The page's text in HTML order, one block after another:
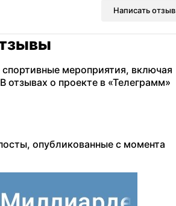
Написать отзыв
мероприятия, включая
о проекте в «Телеграмм»
опубликованные с момента